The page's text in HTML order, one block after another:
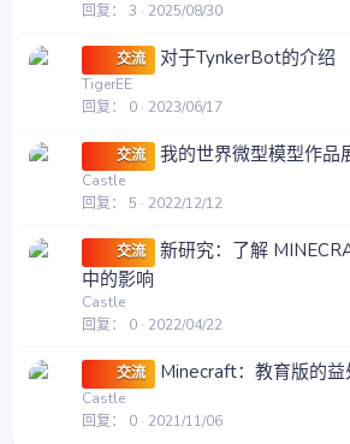
回复
3 2025/08/30
交流 对于TynkerBot的介绍
TigerEE
回复
0 2023/06/17
交流 我的世界微型模型作品
Castle
回复
5 2022/12/12
交流
新研究：了解
中的影响
Castle
回复
0 2022/04/22
交流 Minecraft：教育版的
Castle
回复
0 2021/11/06